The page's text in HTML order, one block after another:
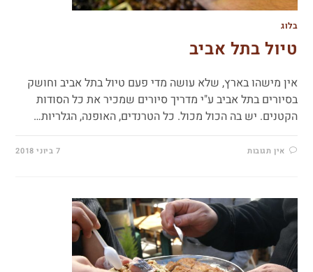
בלוג
טיול בתל אביב
אין מישהו בארץ, שלא עושה מדי פעם טיול בתל אביב וחושק
בסיורים בתל אביב ע"י מדריך סיורים שמכיר את כל הסודות
הקטנים. יש בה הכול מכול. כל הטרנדים, האופנה, הגלריות…
אין תגובות 7 ביוני 2018